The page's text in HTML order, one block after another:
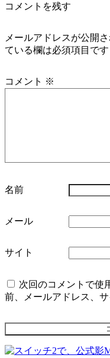
コメントを残す
メールアドレスが公開
ている欄は必須項目です
コメント ※
名前
メール
サイト
次回のコメントで使
前、メールアドレス、サ